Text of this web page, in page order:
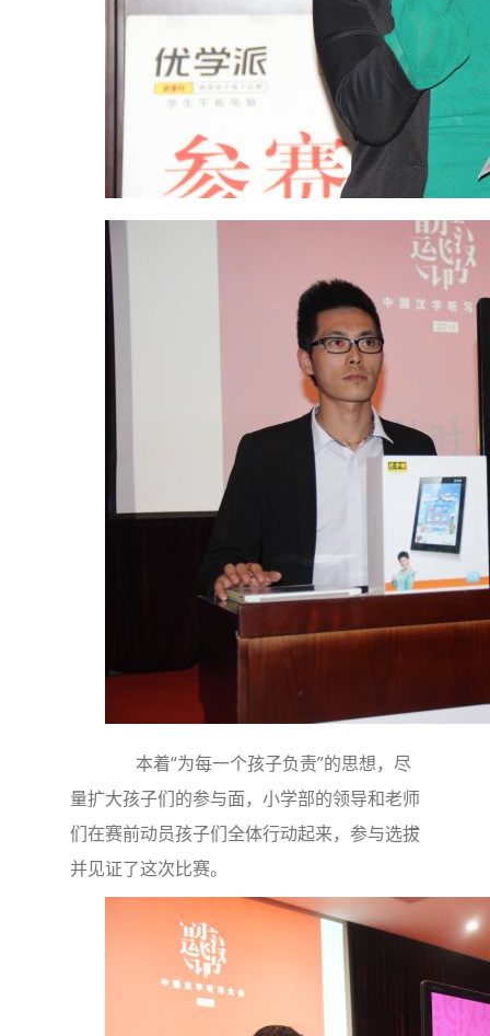
本着“为每一个孩子负责”的思想，尽
量扩大孩子们的参与面，小学部的领导和老师
们在赛前动员孩子们全体行动起来，参与选拔
并见证了这次比赛。